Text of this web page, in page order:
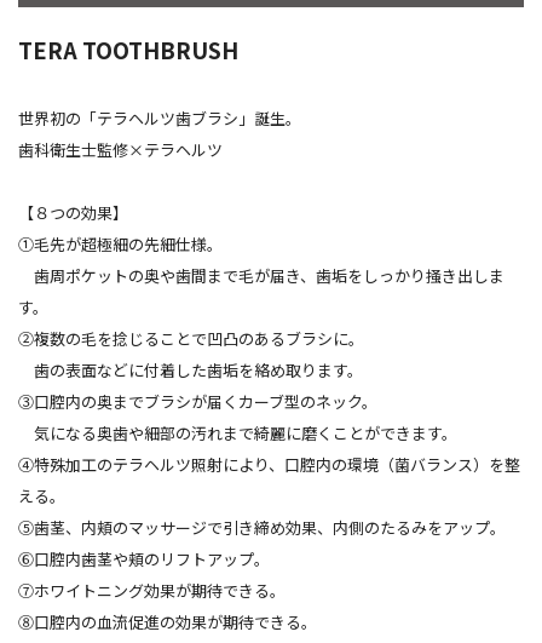
TERA TOOTHBRUSH
世界初の「テラヘルツ歯ブラシ」誕生。
歯科衛生士監修×テラヘルツ
【８つの効果】
①毛先が超極細の先細仕様。
歯周ポケットの奥や歯間まで毛が届き、歯垢をしっかり掻き出しま
す。
➁複数の毛を捻じることで凹凸のあるブラシに。
歯の表面などに付着した歯垢を絡め取ります。
③口腔内の奥までブラシが届くカーブ型のネック。
気になる奥歯や細部の汚れまで綺麗に磨くことができます。
④特殊加工のテラヘルツ照射により、口腔内の環境（菌バランス）を整
える。
⑤歯茎、内頬のマッサージで引き締め効果、内側のたるみをアップ。
⑥口腔内歯茎や頬のリフトアップ。
⑦ホワイトニング効果が期待できる。
⑧口腔内の血流促進の効果が期待できる。